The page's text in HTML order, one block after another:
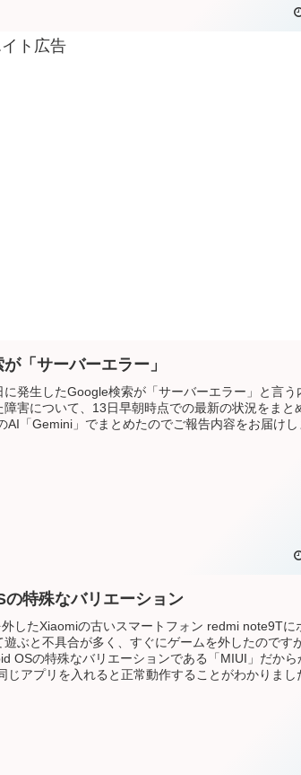
ト広告
「サーバーエラー」
発生したGoogle検索が「サーバーエラー」と言う
障害について、13日早朝時点での最新の状況をまと
AI「Gemini」でまとめたのでご報告内容をお届けし
特殊なバリエーション
したXiaomiの古いスマートフォン redmi note9Tに
遊ぶと不具合が多く、すぐにゲームを外したのです
OSの特殊なバリエーションである「MIUI」だから
じアプリを入れると正常動作することがわかりまし